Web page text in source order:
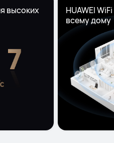
высоких
HUAWEI
всему дому